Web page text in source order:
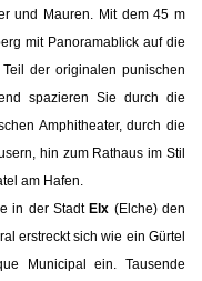
und Mauren. Mit dem 45 m
mit Panoramablick auf die
der originalen punischen
spazieren Sie durch die
Amphitheater, durch die
hin zum Rathaus im Stil
am Hafen.
in der StadtElx (Elche) den
erstreckt sich wie ein Gürtel
Municipal ein. Tausende